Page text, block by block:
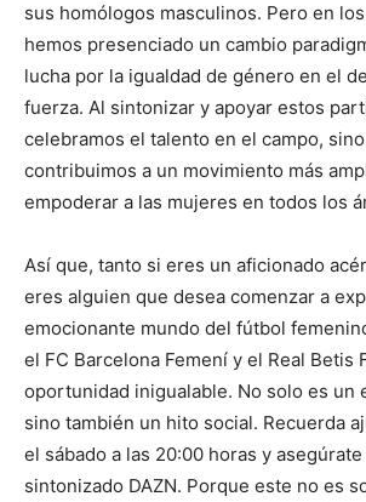
sus homólogos masculinos. Pero en
hemos presenciado un cambio
lucha por la igualdad de género en el
fuerza. Al sintonizar y apoyar estos
celebramos el talento en el campo,
contribuimos a un movimiento más
empoderar a las mujeres en todos los
Así que, tanto si eres un aficionado
eres alguien que desea comenzar a
emocionante mundo del fútbol
el FC Barcelona Femení y el Real Betis
oportunidad inigualable. No solo es un
sino también un hito social. Recuerda
el sábado a las 20:00 horas y
sintonizado DAZN. Porque este no es